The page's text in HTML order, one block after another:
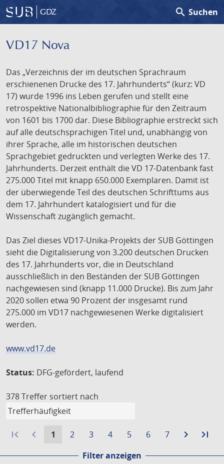
GDZ search Suchen
VD17 Nova
Das „Verzeichnis der im deutschen Sprachraum
erschienenen Drucke des 17. Jahrhunderts“ (kurz: VD
17) wurde 1996 ins Leben gerufen und stellt eine
retrospektive Nationalbibliographie für den Zeitraum
von 1601 bis 1700 dar. Diese Bibliographie erstreckt sich
auf alle deutschsprachigen Titel und, unabhängig von
ihrer Sprache, alle im historischen deutschen
Sprachgebiet gedruckten und verlegten Werke des 17.
Jahrhunderts. Derzeit enthält die VD 17-Datenbank fast
275.000 Titel mit knapp 650.000 Exemplaren. Damit ist
der überwiegende Teil des deutschen Schrifttums aus
dem 17. Jahrhundert katalogisiert und für die
Wissenschaft zugänglich gemacht.
Das Ziel dieses VD17-Unika-Projekts der SUB Göttingen
sieht die Digitalisierung von 3.200 deutschen Drucken
des 17. Jahrhunderts vor, die in Deutschland
ausschließlich in den Beständen der SUB Göttingen
nachgewiesen sind (knapp 11.000 Drucke). Bis zum Jahr
2020 sollen etwa 90 Prozent der insgesamt rund
275.000 im VD17 nachgewiesenen Werke digitalisiert
werden.
www.vd17.de
Status: DFG-gefördert, laufend
378 Treffer sortiert nach
first_page navigate_before
Aktuelle
1
Gehe
Seite
2
Gehe
Seite
3
Gehe
Seite
4
Gehe
Seite
5
Gehe
Seite
6
Gehe
Seite
7 navigate_next
Zur
Seite
last_page
Filter anzeigen